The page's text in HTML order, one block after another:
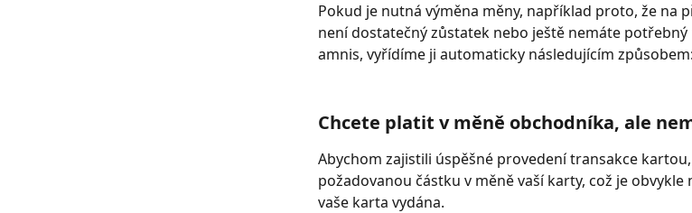
Pokud je nutná výměna měny, například proto, že na
není dostatečný zůstatek nebo ještě nemáte
amnis, vyřídíme ji automaticky následujícím způsobem:
Chcete platit v měně obchodníka, ale
Abychom zajistili úspěšné provedení transakce
požadovanou částku v měně vaší karty, což je obvykle
vaše karta vydána.